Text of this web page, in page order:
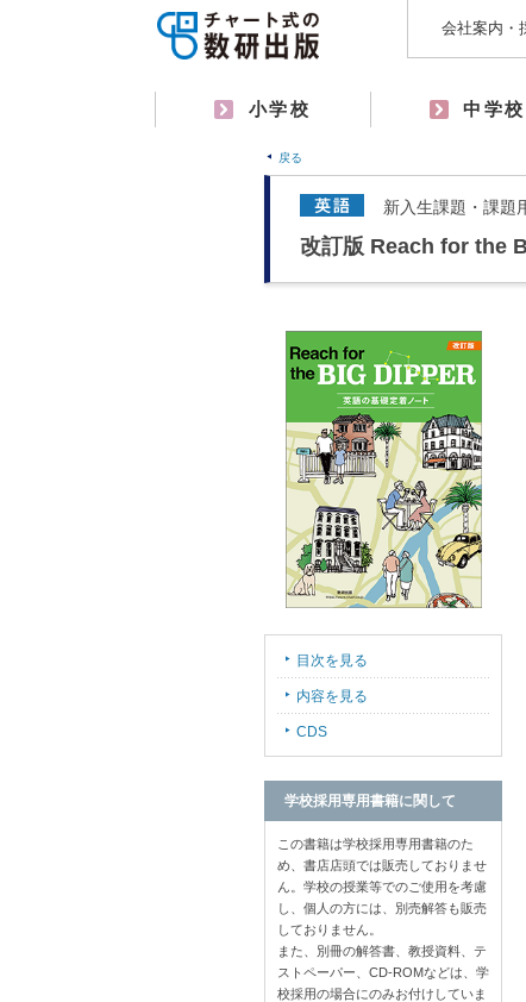
会社案内・
小学校 中学校
戻る
新入生課題・課題
改訂版 Reach for the
目次を見る
内容を見る
CDS
学校採用専用書籍に関して
この書籍は学校採用専用書籍のた
め、書店店頭では販売しておりませ
ん。学校の授業等でのご使用を考慮
し、個人の方には、別売解答も販売
しておりません。
また、別冊の解答書、教授資料、テ
ストペーパー、CD-ROMなどは、学
校採用の場合にのみお付けしていま